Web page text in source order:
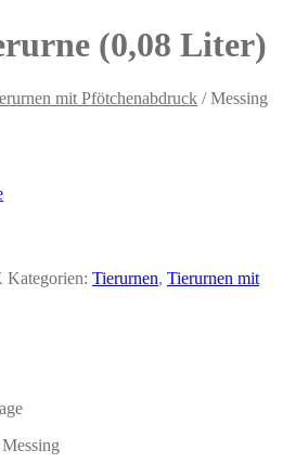
(0,08 Liter)
mit Pfötchenabdruck / Messing
Kategorien: Tierurnen, Tierurnen mit